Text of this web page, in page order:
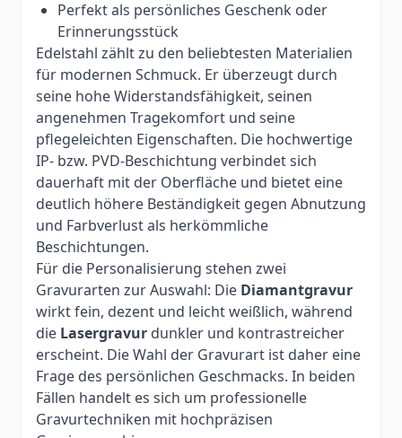
Perfekt als persönliches Geschenk oder
Erinnerungsstück
Edelstahl zählt zu den beliebtesten Materialien
für modernen Schmuck. Er überzeugt durch
seine hohe Widerstandsfähigkeit, seinen
angenehmen Tragekomfort und seine
pflegeleichten Eigenschaften. Die hochwertige
IP- bzw. PVD-Beschichtung verbindet sich
dauerhaft mit der Oberfläche und bietet eine
deutlich höhere Beständigkeit gegen Abnutzung
und Farbverlust als herkömmliche
Beschichtungen.
Für die Personalisierung stehen zwei
Gravurarten zur Auswahl: Die Diamantgravur
wirkt fein, dezent und leicht weißlich, während
die Lasergravur dunkler und kontrastreicher
erscheint. Die Wahl der Gravurart ist daher eine
Frage des persönlichen Geschmacks. In beiden
Fällen handelt es sich um professionelle
Gravurtechniken mit hochpräzisen